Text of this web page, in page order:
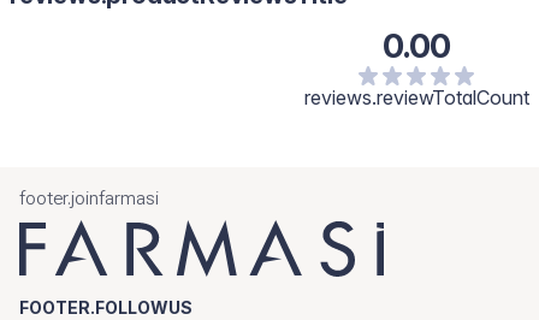
0.00
reviews.reviewTotalCount
footer.joinfarmasi
FOOTER.FOLLOWUS